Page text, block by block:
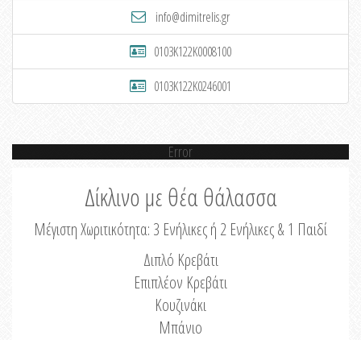
info@dimitrelis.gr
0103K122K0008100
0103K122K0246001
Error
Δίκλινο με θέα θάλασσα
Μέγιστη Χωριτικότητα: 3 Ενήλικες ή 2 Ενήλικες & 1 Παιδί
Διπλό Κρεβάτι
Επιπλέον Κρεβάτι
Κουζινάκι
Μπάνιο